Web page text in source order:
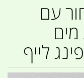
עם